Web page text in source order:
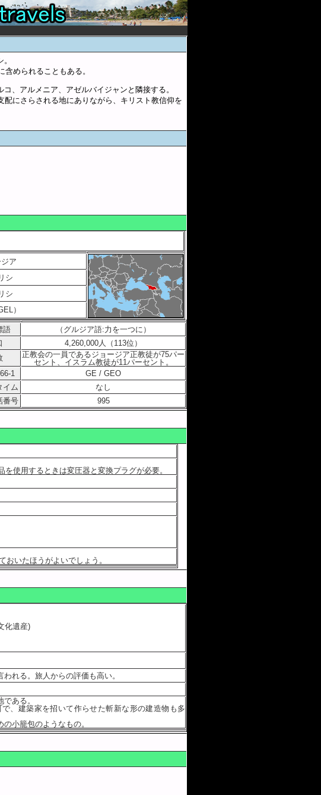
められることもある。
、アルメニア、アゼルバイジャンと隣接する。
にさらされる地にありながら、キリスト教信仰を
ア
シ
シ
）
語
（グルジア語:力を一つに）
4,260,000人（113位）
正教会の一員であるジョージア正教徒が75パー
セント、イスラム教徒が11パーセント。
1
GE / GEO
イム
なし
番号 995
使用するときは変圧器と変換プラグが必要。
いたほうがよいでしょう。
化遺産)
れる。旅人からの評価も高い。
ある。
、建築家を招いて作らせた斬新な形の建造物も多
小籠包のようなもの。